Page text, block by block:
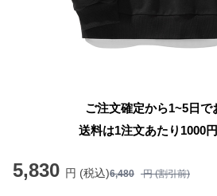
ご注文確定から1~5日で
送料は1注文あたり 1000
5,830 円 (税込)6,480 円 (割引前)